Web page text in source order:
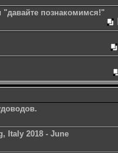
"давайте познакомимся!"
Italy 2018 - June